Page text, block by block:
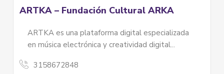
Somos un emprendimiento familiar en
3134216706